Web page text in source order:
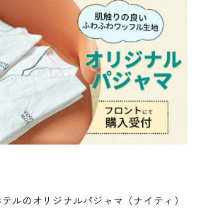
ルのオリジナルパジャマ（ナイティ）